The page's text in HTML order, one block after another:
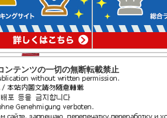
ンテンツの一切の無断転載禁止